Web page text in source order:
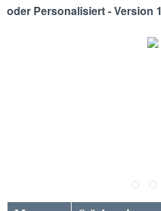
oder Personalisiert - Version 1